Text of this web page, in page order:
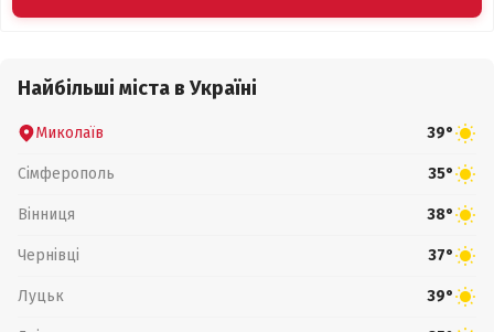
Найбільші міста в Україні
Миколаїв 39°
Сімферополь 35°
Вінниця 38°
Чернівці 37°
Луцьк 39°